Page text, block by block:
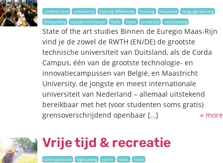
comfort zone community Cultural differences housing Insurance
language learning
Onboarding
student inititiatives Tarifs Ticket University volunteering
State of the art studies Binnen de Euregio Maas-Rijn
vind je de zowel de RWTH (EN/DE) de grootste
technische universiteit van Duitsland, als de Corda
Campus, één van de grootste technologie- en
innovatiecampussen van België, en Maastricht
University, de jongste en meest internationale
universiteit van Nederland – allemaal uitstekend
bereikbaar met het (voor studenten soms gratis)
grensoverschrijdend openbaar […]
» more
Vrije tijd & recreatie
Getting around Sightseeing sports Tarifs Ticket